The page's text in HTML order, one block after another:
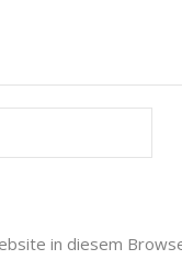
in diesem